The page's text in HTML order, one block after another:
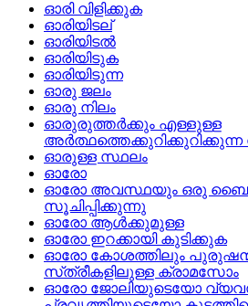
ഓരി വിളിക്കുക
ഓരിയിടല്
ഓരിയിടല്‍
ഓരിയിടുക
ഓരിയിടുന്ന
ഓരു ജലം
ഓരു നിലം
ഓരുരുത്തര്‍ക്കും എള്ളുള്ള
അര്‍ത്ഥത്തെക്കുറിക്കുറിക്കുന്ന
ഓരുള്ള സ്ഥലം
ഓരോ
ഓരോ അവസ്ഥയും ഒരു
സൂചിപ്പിക്കുന്നു
ഓരോ ആള്‍ക്കുമുള്ള
ഓരോ ഇറക്കായി കുടിക്കുക
ഓരോ കോശത്തിലും
സ്‌ത്രീകളിലുള്ള ക്രാമസോം
ഓരോ ജോലിയുടെയോ